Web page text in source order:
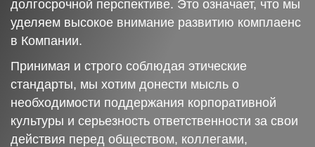
долгосрочной перспективе. Это означает, что мы
уделяем высокое внимание развитию комплаенс
в Компании.
Принимая и строго соблюдая этические
стандарты, мы хотим донести мысль о
необходимости поддержания корпоративной
культуры и серьезность ответственности за свои
действия перед обществом, коллегами,